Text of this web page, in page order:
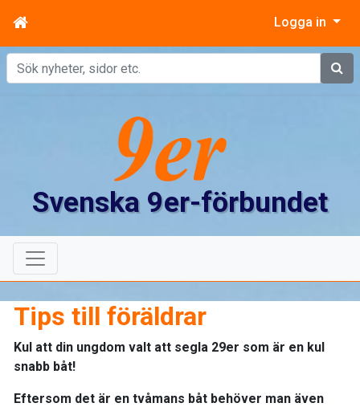
Logga in
Sök
Svenska 9er-förbundet
Tips till föräldrar
Kul att din ungdom valt att segla 29er som är en kul
snabb båt!
Eftersom det är en tvåmans båt behöver man även